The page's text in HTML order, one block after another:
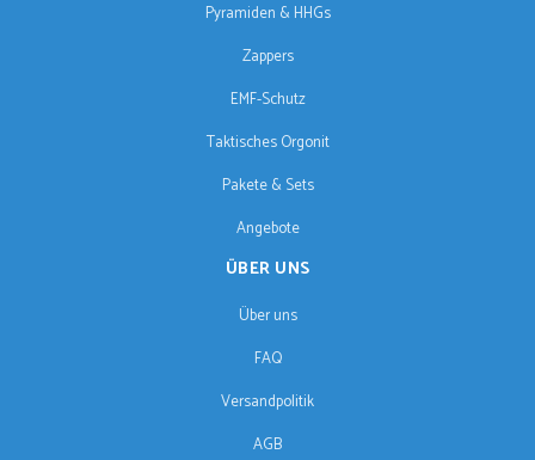
Pyramiden & HHGs
Zappers
EMF-Schutz
Taktisches Orgonit
Pakete & Sets
Angebote
ÜBER UNS
Über uns
FAQ
Versandpolitik
AGB